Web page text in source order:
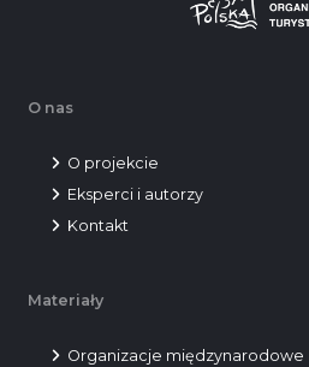
O nas
O projekcie
Eksperci i autorzy
Kontakt
Materiały
Organizacje międzynarodowe